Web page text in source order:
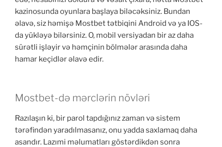
kazinosunda oyunlara başlaya biləcəksiniz. Bundan
əlavə, siz həmişə Mostbet tətbiqini Android və ya IOS-
da yükləyə bilərsiniz. O, mobil versiyadan bir az daha
sürətli işləyir və həmçinin bölmələr arasında daha
hamar keçidlər əlavə edir.
Mostbet-də mərclərin növləri
Razılaşın ki, bir parol tapdığınız zaman və sistem
tərəfindən yaradılmasanız, onu yadda saxlamaq daha
asandır. Lazımi məlumatları göstərdikdən sonra